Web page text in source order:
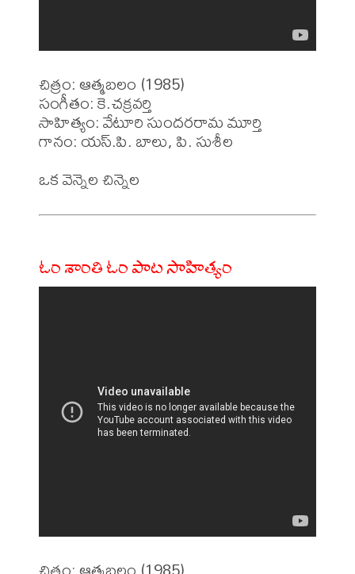
చిత్రం: ఆత్మబలం (1985)
సంగీతం: కె.చక్రవర్తి
సాహిత్యం: వేటూరి సుందరరామ మూర్తి
గానం: యస్.పి. బాలు, పి. సుశీల
ఓం శాంతి ఓం పాట సాహిత్యం